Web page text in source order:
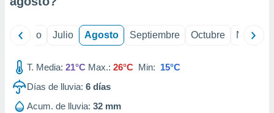
mediante
publicidad
Junio Julio Agosto Septiembre Octubre
T. Media: 21°C Max.: 26°C Min: 15°C
Días de lluvia: 6 días
Acum. de lluvia: 32 mm